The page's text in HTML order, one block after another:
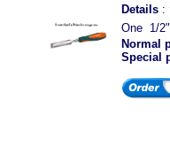
Details :
One 1/
Normal
Special